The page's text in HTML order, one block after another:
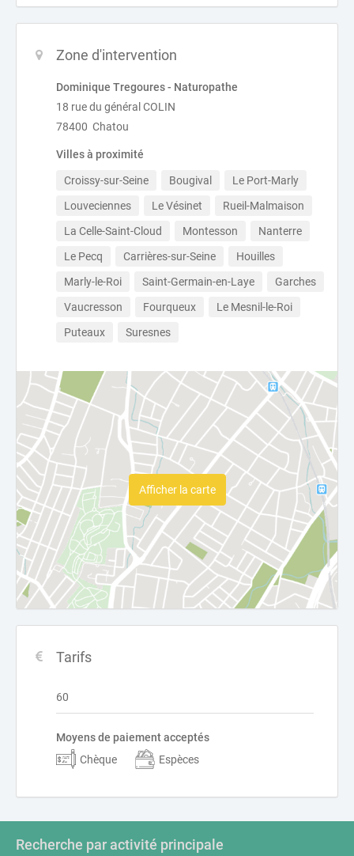
Zone d'intervention
Dominique Tregoures - Naturopathe
18 rue du général COLIN
78400 Chatou
Villes à proximité
Croissy-sur-Seine Bougival
Le Port-Marly
Louveciennes
Le Vésinet
Rueil-Malmaison
La Celle-Saint-Cloud
Montesson
Nanterre
Le Pecq
Carrières-sur-Seine
Houilles
Marly-le-Roi
Saint-Germain-en-Laye
Garches
Vaucresson
Fourqueux
Le Mesnil-le-Roi
Puteaux
Suresnes
Afficher la carte
Tarifs
60
Moyens de paiement acceptés
Chèque
Espèces
Recherche par activité principale